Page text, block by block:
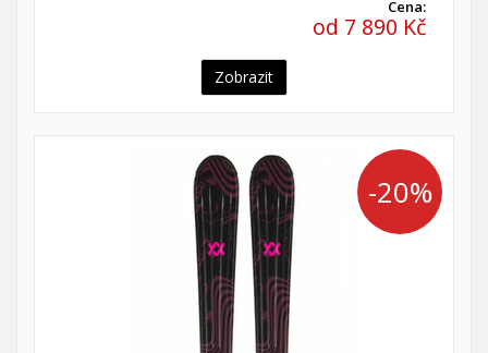
Cena:
od 7 890 Kč
Zobrazit
-20%